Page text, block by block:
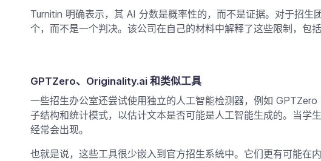
Turnitin 明确表示，其 AI 分数是概率性的，而不是证据。对于招生
个，而不是一个判决。该公司在自己的材料中解释了这些限制，包
GPTZero、Originality.ai 和类似工具
一些招生办公室还​​尝试使用独立的人工智能检测器，例如
子结构和统计模式，以估计文本是否可能是人工智能生成的。当学
经常会出现。
也就是说，这些工具很少嵌入到官方招生系统中。它们更有可能在